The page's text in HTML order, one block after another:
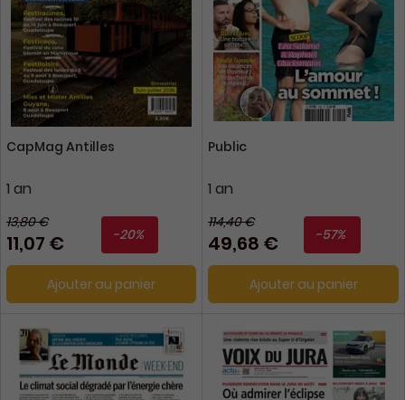
CapMag Antilles
1 an
13,80 €
11,07 € -20%
Ajouter au panier
Public
1 an
114,40 €
49,68 € -57%
Ajouter au panier